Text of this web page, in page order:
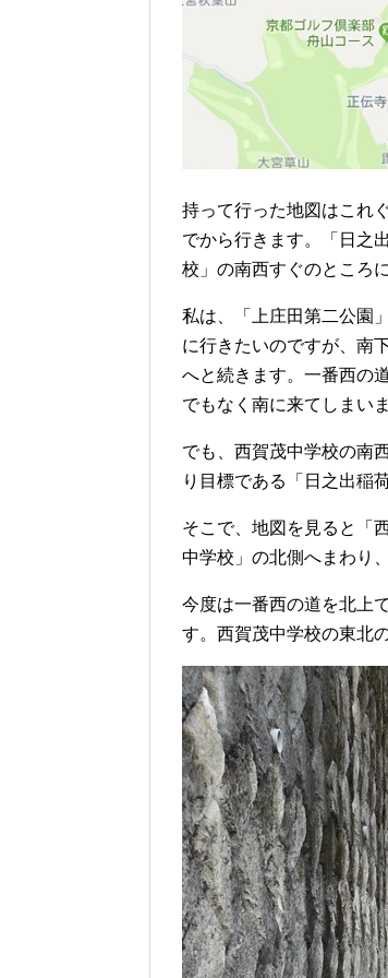
持って行った地図はこれ
でから行きます。「日之
校」の南西すぐのところ
私は、「上庄田第二公園
に行きたいのですが、南
へと続きます。一番西の
でもなく南に来てしまい
でも、西賀茂中学校の南
り目標である「日之出稲
そこで、地図を見ると「
中学校」の北側へまわり
今度は一番西の道を北上
す。西賀茂中学校の東北